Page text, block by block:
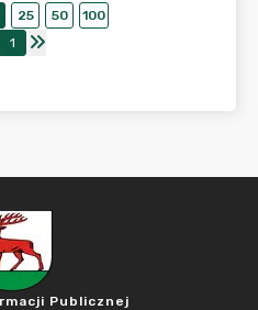
25 50
100
1
Publicznej